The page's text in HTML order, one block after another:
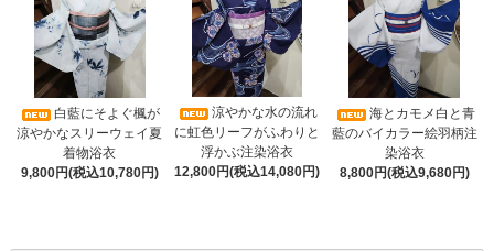
白藍にそよぐ楓が
涼やかなスリーウェイ夏
着物浴衣
9,800円(税込10,780円)
涼やかな水の流れ
に虹色リーフがふわりと
浮かぶ注染浴衣
12,800円(税込14,080円)
海とカモメ白と青
藍のバイカラー絵羽柄注
染浴衣
8,800円(税込9,680円)